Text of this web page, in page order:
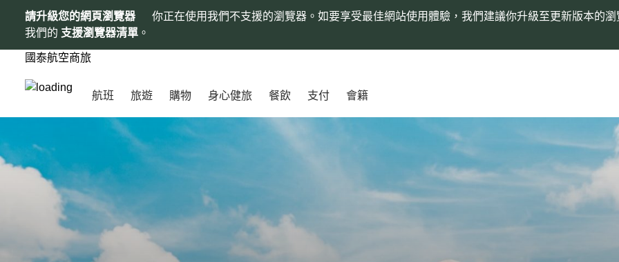
請升級您的網頁瀏覽器
你正在使用我們不支援的瀏覽器。如要享受最佳網站使用體驗，我們建議你升級至更新版本的
我們的 支援瀏覽器清單 。
國泰航空商旅
航班 旅遊 購物 身心健旅 餐飲 支付 會籍